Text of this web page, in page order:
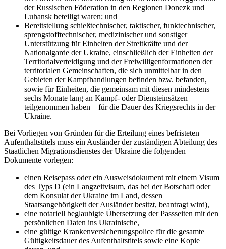
der Russischen Föderation in den Regionen Donezk und
Luhansk beteiligt waren; und
Bereitstellung schießtechnischer, taktischer, funktechnischer,
sprengstofftechnischer, medizinischer und sonstiger
Unterstützung für Einheiten der Streitkräfte und der
Nationalgarde der Ukraine, einschließlich der Einheiten der
Territorialverteidigung und der Freiwilligenformationen der
territorialen Gemeinschaften, die sich unmittelbar in den
Gebieten der Kampfhandlungen befinden bzw. befanden,
sowie für Einheiten, die gemeinsam mit diesen mindestens
sechs Monate lang an Kampf- oder Diensteinsätzen
teilgenommen haben – für die Dauer des Kriegsrechts in der
Ukraine.
Bei Vorliegen von Gründen für die Erteilung eines befristeten
Aufenthaltstitels muss ein Ausländer der zuständigen Abteilung des
Staatlichen Migrationsdienstes der Ukraine die folgenden
Dokumente vorlegen:
einen Reisepass oder ein Ausweisdokument mit einem Visum
des Typs D (ein Langzeitvisum, das bei der Botschaft oder
dem Konsulat der Ukraine im Land, dessen
Staatsangehörigkeit der Ausländer besitzt, beantragt wird),
eine notariell beglaubigte Übersetzung der Passseiten mit den
persönlichen Daten ins Ukrainische,
eine gültige Krankenversicherungspolice für die gesamte
Gültigkeitsdauer des Aufenthaltstitels sowie eine Kopie